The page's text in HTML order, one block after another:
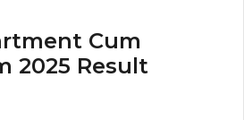
Cum
2025 Result